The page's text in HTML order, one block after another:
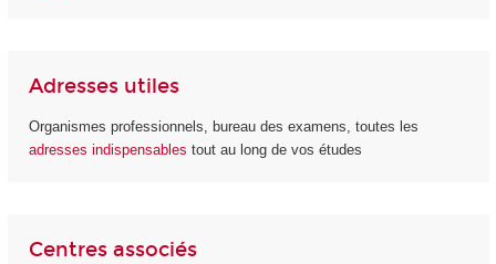
Adresses utiles
Organismes professionnels, bureau des examens, toutes les
adresses indispensables tout au long de vos études
Centres associés